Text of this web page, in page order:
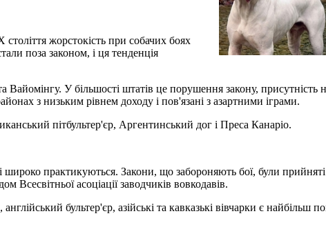
жорстокість при собачих боях
поза законом, і ця тенденція
Вайомінгу. У більшості штатів це порушення закону,
з низьким рівнем доходу і пов'язані з азартними іграми.
пітбультер'єр, Аргентинський дог і Преса Канаріо.
широко практикуються. Закони, що забороняють бої, були
Всесвітньої асоціації заводчиків вовкодавів.
бультер'єр, азійські та кавказькі вівчарки є